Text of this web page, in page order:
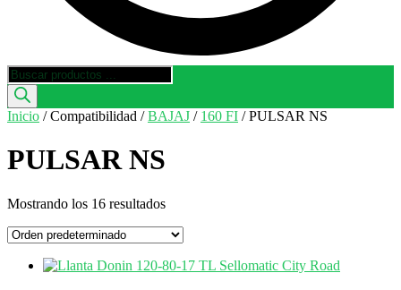
Búsqueda
de
productos
Inicio / Compatibilidad /BAJAJ / 160 FI / PULSAR NS
PULSAR NS
Mostrando los 16 resultados